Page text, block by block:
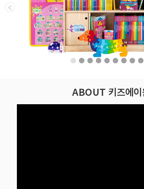
ABOUT 키즈에이